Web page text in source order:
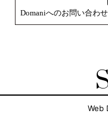
Domaniへのお問い合わ
Web